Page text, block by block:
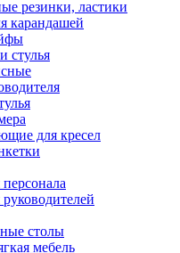
резинки, ластики
карандашей
стулья
для кресел
столы
мебель